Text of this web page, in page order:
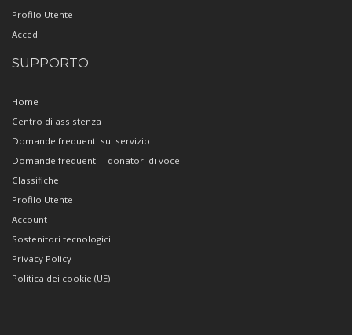
Profilo Utente
Accedi
SUPPORTO
Home
Centro di assistenza
Domande frequenti sul servizio
Domande frequenti – donatori di voce
Classifiche
Profilo Utente
Account
Sostenitori tecnologici
Privacy Policy
Politica dei cookie (UE)